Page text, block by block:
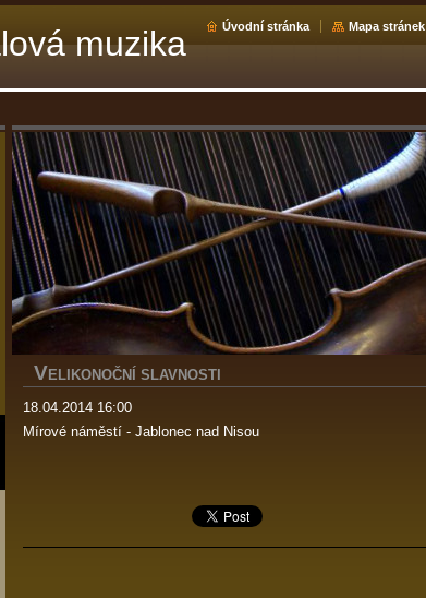
muzika Úvodní stránka Mapa stránek
VELIKONOČNÍ SLAVNOSTI
18.04.2014 16:00
Mírové náměstí - Jablonec nad Nisou